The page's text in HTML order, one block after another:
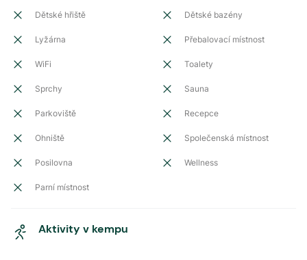
Dětské hřiště Dětské bazény
Lyžárna Přebalovací místnost
WiFi Toalety
Sprchy Sauna
Parkoviště Recepce
Ohniště Společenská místnost
Posilovna Wellness
Parní místnost
Aktivity v kempu